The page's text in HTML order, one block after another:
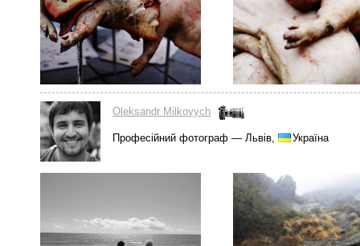
Oleksandr Milkovych
Професійний фотограф — Львів, Україна